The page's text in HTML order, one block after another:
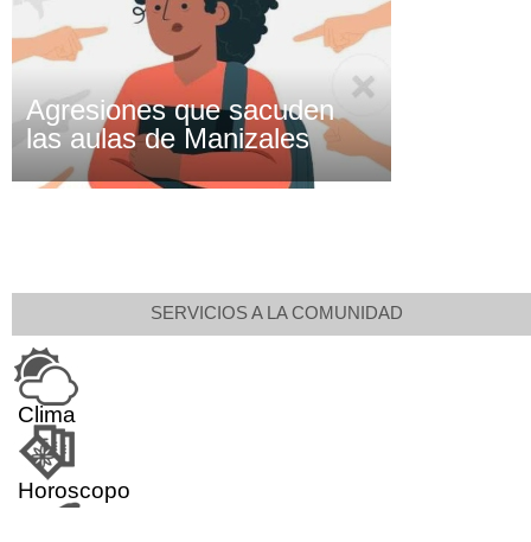
Agresiones que sacuden
las aulas de Manizales
SERVICIOS A LA COMUNIDAD
Clima
Horoscopo